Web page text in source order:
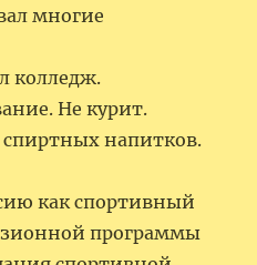
многие
колледж.
Не курит.
спиртных напитков.
как спортивный
программы